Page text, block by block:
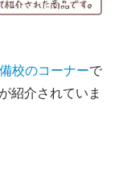
校のコーナーで
紹介されていま